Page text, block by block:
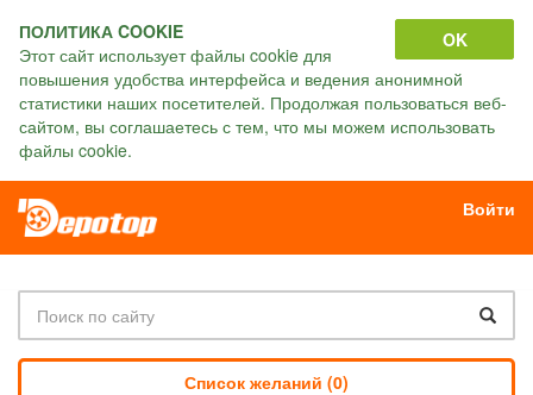
OK
ПОЛИТИКА COOKIE
Этот сайт использует файлы cookie для
повышения удобства интерфейса и ведения анонимной
статистики наших посетителей. Продолжая пользоваться веб-
сайтом, вы соглашаетесь с тем, что мы можем использовать
файлы cookie.
Войти
Список желаний (0)